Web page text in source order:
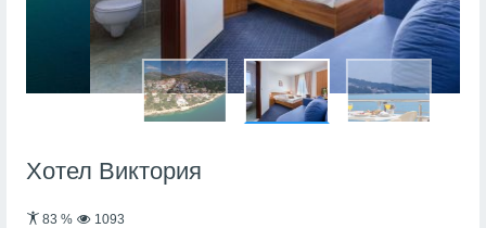
Хотел Виктория
83 % 1093